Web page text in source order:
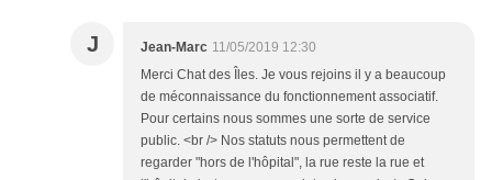
J Jean-Marc 11/05/2019 12:30
Merci Chat des Îles. Je vous rejoins il y a beaucoup
de méconnaissance du fonctionnement associatif.
Pour certains nous sommes une sorte de service
public. <br /> Nos statuts nous permettent de
regarder "hors de l'hôpital", la rue reste la rue et